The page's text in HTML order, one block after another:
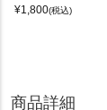
¥1,800(税込)
商品詳細